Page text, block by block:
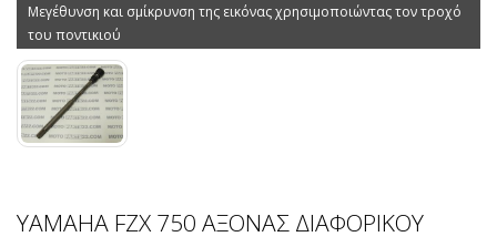
Μεγέθυνση και σμίκρυνση της εικόνας χρησιμοποιώντας τον τροχό
του ποντικιού
YAMAHA FZX 750 ΑΞΟΝΑΣ ΔΙΑΦΟΡΙΚΟΥ